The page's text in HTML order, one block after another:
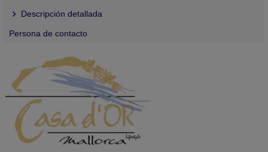
Descripción detallada
Persona de contacto